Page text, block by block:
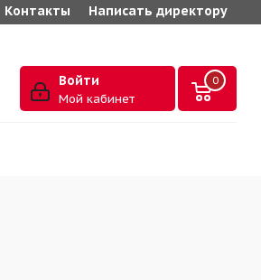
Контакты Написать директору
0
Войти
Мой кабинет